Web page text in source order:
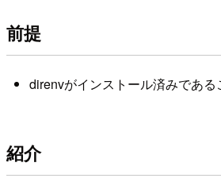
前提
direnvがインストール済みである
紹介